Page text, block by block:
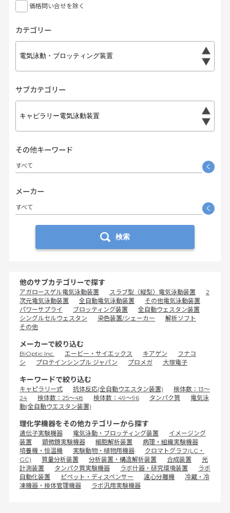
価格問い合せを除く
カテゴリー
サブカテゴリー
その他キーワード
すべて く
メーカー
すべて く
検索
他のサブカテゴリーで探す
アガロースゲル電気泳動装置 スラブ型（縦型）電気泳動装置
2
次元電気泳動装置
全自動電気泳動装置
その他電気泳動装置
パワーサプライ
ブロッティング装置
全自動ウェスタン装置
シングルセルウェスタン
染色装置/シェーカー
解析ソフト
その他
メーカーで絞り込む
BiOptic Inc. エービー・サイエックス キアゲン
フナコ
シ
プロテインシンプル ジャパン プロメガ 大塚電子
キーワードで絞り込む
キャピラリー式 抗体反応(全自動ウエスタン装置)
検体数：13～
24
検体数：25～48 検体数：49～96 タンパク質
電気泳
動(全自動ウエスタン装置)
理化学機器をその他カテゴリーから探す
遺伝子実験機器 電気泳動・ブロッティング装置
イメージング
装置
顕微鏡実験機器 細胞解析装置
病理・組織実験機器
培養機・恒温機
実験動物・植物用機器
クロマトグラフ(LC・
GC)
質量分析装置 分析装置・構造解析装置 合成装置
光
計測装置
タンパク質実験機器 ラボ什器・研究環境装置
ラボ
自動化装置
ピペット・ディスペンサー 遠心分離機
冷蔵・冷
凍機器・検体管理機器
ラボ汎用実験機器